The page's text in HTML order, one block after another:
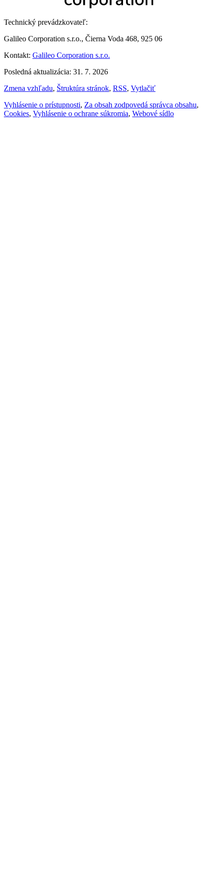
Technický prevádzkovateľ:
Galileo Corporation s.r.o., Čierna Voda 468, 925 06
Kontakt: Galileo Corporation s.r.o.
Posledná aktualizácia: 31. 7. 2026
Zmena vzhľadu, Štruktúra stránok, RSS, Vytlačiť
Vyhlásenie o prístupnosti, Za obsah zodpovedá správca obsahu,
Cookies, Vyhlásenie o ochrane súkromia, Webové sídlo